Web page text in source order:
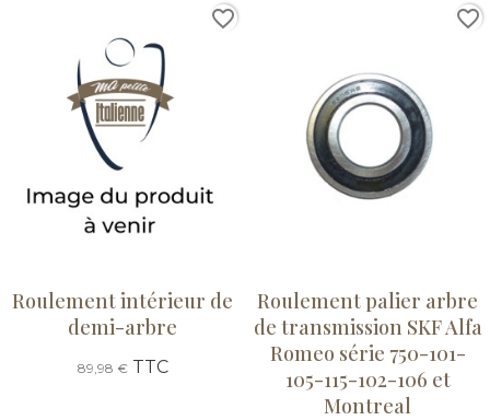
Roulement intérieur de
demi-arbre
89,98 €TTC
favorite_border
Roulement palier arbre
de transmission SKF Alfa
Romeo série 750-101-
105-115-102-106 et
Montreal
favorite_border